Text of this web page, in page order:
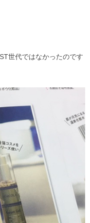
世代ではなかったのです